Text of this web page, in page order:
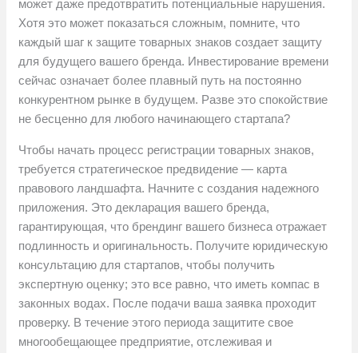
может даже предотвратить потенциальные нарушения.
Хотя это может показаться сложным, помните, что
каждый шаг к защите товарных знаков создает защиту
для будущего вашего бренда. Инвестирование времени
сейчас означает более плавный путь на постоянно
конкурентном рынке в будущем. Разве это спокойствие
не бесценно для любого начинающего стартапа?
Чтобы начать процесс регистрации товарных знаков,
требуется стратегическое предвидение — карта
правового ландшафта. Начните с создания надежного
приложения. Это декларация вашего бренда,
гарантирующая, что брендинг вашего бизнеса отражает
подлинность и оригинальность. Получите юридическую
консультацию для стартапов, чтобы получить
экспертную оценку; это все равно, что иметь компас в
законных водах. После подачи ваша заявка проходит
проверку. В течение этого периода защитите свое
многообещающее предприятие, отслеживая и